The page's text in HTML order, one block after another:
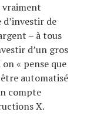
vraiment
de
– à tous
d’un gros
« pense que
automatisé
compte
X.